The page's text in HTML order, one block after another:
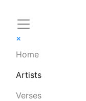
×
Home
Artists
Verses